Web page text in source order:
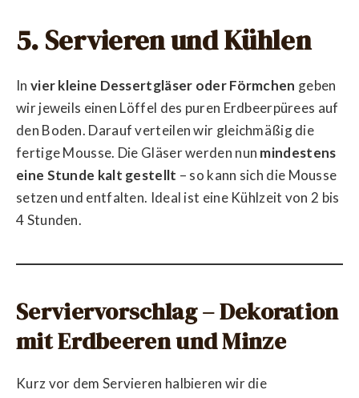
5. Servieren und Kühlen
In vier kleine Dessertgläser oder Förmchen geben
wir jeweils einen Löffel des puren Erdbeerpürees auf
den Boden. Darauf verteilen wir gleichmäßig die
fertige Mousse. Die Gläser werden nun mindestens
eine Stunde kalt gestellt – so kann sich die Mousse
setzen und entfalten. Ideal ist eine Kühlzeit von 2 bis
4 Stunden.
Serviervorschlag – Dekoration
mit Erdbeeren und Minze
Kurz vor dem Servieren halbieren wir die